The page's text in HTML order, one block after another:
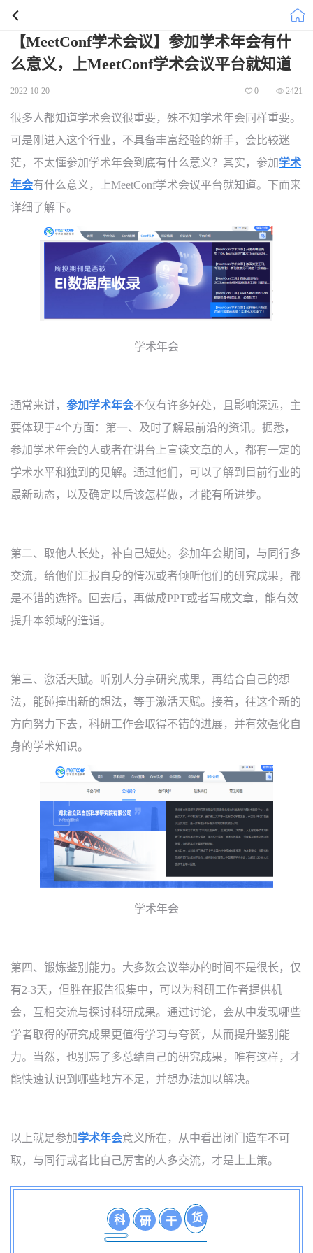
【MeetConf学术会议】参加学术年会有什
么意义，上MeetConf学术会议平台就知道
2022-10-20 0 2421
很多人都知道学术会议很重要，殊不知学术年会同样重要。
可是刚进入这个行业，不具备丰富经验的新手，会比较迷
茫，不太懂参加学术年会到底有什么意义？其实，参加学术
年会有什么意义，上MeetConf学术会议平台就知道。下面来
详细了解下。
学术年会
通常来讲，参加学术年会不仅有许多好处，且影响深远，主
要体现于4个方面：第一、及时了解最前沿的资讯。据悉，
参加学术年会的人或者在讲台上宣读文章的人，都有一定的
学术水平和独到的见解。通过他们，可以了解到目前行业的
最新动态，以及确定以后该怎样做，才能有所进步。
第二、取他人长处，补自己短处。参加年会期间，与同行多
交流，给他们汇报自身的情况或者倾听他们的研究成果，都
是不错的选择。回去后，再做成PPT或者写成文章，能有效
提升本领域的造诣。
第三、激活天赋。听别人分享研究成果，再结合自己的想
法，能碰撞出新的想法，等于激活天赋。接着，往这个新的
方向努力下去，科研工作会取得不错的进展，并有效强化自
身的学术知识。
学术年会
第四、锻炼鉴别能力。大多数会议举办的时间不是很长，仅
有2-3天，但胜在报告很集中，可以为科研工作者提供机
会，互相交流与探讨科研成果。通过讨论，会从中发现哪些
学者取得的研究成果更值得学习与夸赞，从而提升鉴别能
力。当然，也别忘了多总结自己的研究成果，唯有这样，才
能快速认识到哪些地方不足，并想办法加以解决。
以上就是参加学术年会意义所在，从中看出闭门造车不可
取，与同行或者比自己厉害的人多交流，才是上上策。
科 研 干 货